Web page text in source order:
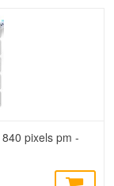
pixels pm -